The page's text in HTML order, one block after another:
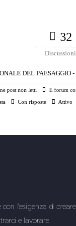
32
Discussioni
DEL PAESAGGIO
post non letti
Il forum
Con risposte Attivo
con l’esigenza di creare
e lavorare